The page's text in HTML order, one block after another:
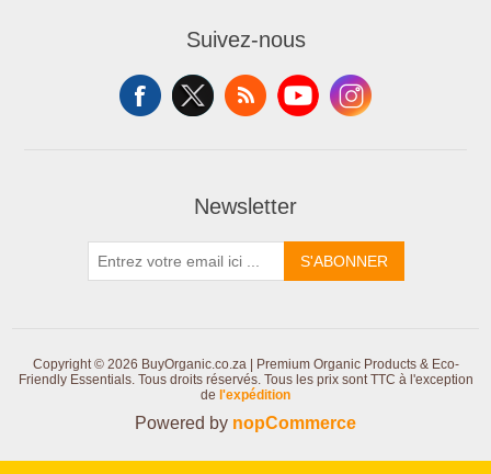
Suivez-nous
Newsletter
S'ABONNER
Copyright © 2026 BuyOrganic.co.za | Premium Organic Products & Eco-
Friendly Essentials. Tous droits réservés. Tous les prix sont TTC à l'exception
de l'expédition
Powered by nopCommerce